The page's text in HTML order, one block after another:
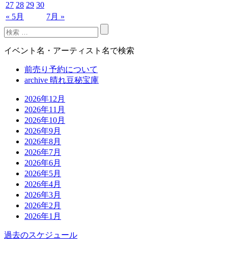
« 5月 7月 »
27 28 29 30
イベント名・アーティスト名で検索
前売り予約について
archive 晴れ豆秘宝庫
2026年12月
2026年11月
2026年10月
2026年9月
2026年8月
2026年7月
2026年6月
2026年5月
2026年4月
2026年3月
2026年2月
2026年1月
過去のスケジュール